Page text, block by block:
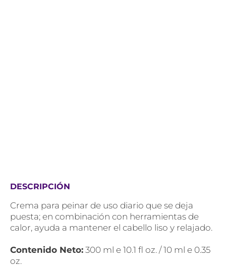
DESCRIPCIÓN
Crema para peinar de uso diario que se deja
puesta; en combinación con herramientas de
calor, ayuda a mantener el cabello liso y relajado.
Contenido Neto: 300 ml e 10.1 fl oz. / 10 ml e 0.35
oz.